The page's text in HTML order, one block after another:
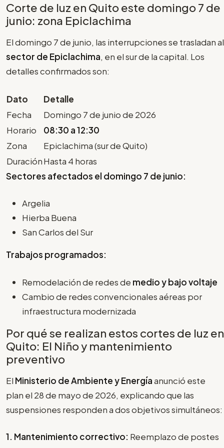
Corte de luz en Quito este domingo 7 de
junio: zona Epiclachima
El domingo 7 de junio, las interrupciones se trasladan al
sector de Epiclachima, en el sur de la capital. Los
detalles confirmados son:
Dato
Detalle
Fecha
Domingo 7 de junio de 2026
Horario
08:30 a 12:30
Zona
Epiclachima (sur de Quito)
DuraciónHasta 4 horas
Sectores afectados el domingo 7 de junio:
Argelia
Hierba Buena
San Carlos del Sur
Trabajos programados:
Remodelación de redes de medio y bajo voltaje
Cambio de redes convencionales aéreas por
infraestructura modernizada
Por qué se realizan estos cortes de luz en
Quito: El Niño y mantenimiento
preventivo
El Ministerio de Ambiente y Energíaanunció este
plan el 28 de mayo de 2026, explicando que las
suspensiones responden a dos objetivos simultáneos:
1. Mantenimiento correctivo: Reemplazo de postes